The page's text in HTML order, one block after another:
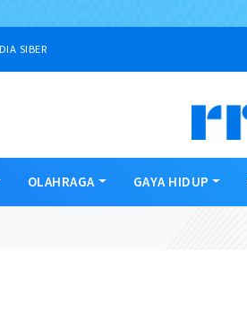
SIBER
OLAHRAGA GAYA HIDUP